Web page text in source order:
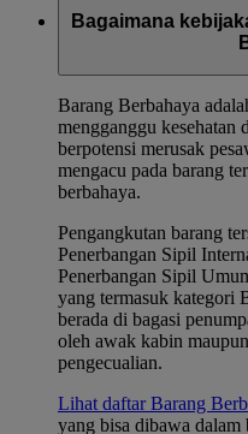
Bagaimana
Barang Berbahaya
mengganggu kesehatan
berpotensi merusak
mengacu pada barang
berbahaya.
Pengangkutan barang
Penerbangan Sipil
Penerbangan Sipil
yang termasuk kategori
berada di bagasi
oleh awak kabin
pengecualian.
Lihat daftar Barang
yang bisa dibawa dalam